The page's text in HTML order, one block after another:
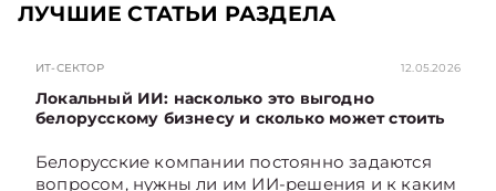
ЛУЧШИЕ СТАТЬИ РАЗДЕЛА
ИТ-СЕКТОР 12.05.2026
Локальный ИИ: насколько это выгодно
белорусскому бизнесу и сколько может стоить
Белорусские компании постоянно задаются
вопросом, нужны ли им ИИ-решения и к каким